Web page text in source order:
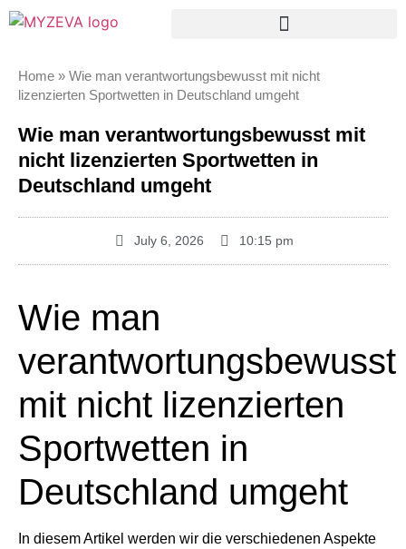
Home » Wie man verantwortungsbewusst mit nicht
lizenzierten Sportwetten in Deutschland umgeht
Wie man verantwortungsbewusst mit
nicht lizenzierten Sportwetten in
Deutschland umgeht
July 6, 2026 10:15 pm
Wie man
verantwortungsbewusst
mit nicht lizenzierten
Sportwetten in
Deutschland umgeht
In diesem Artikel werden wir die verschiedenen Aspekte